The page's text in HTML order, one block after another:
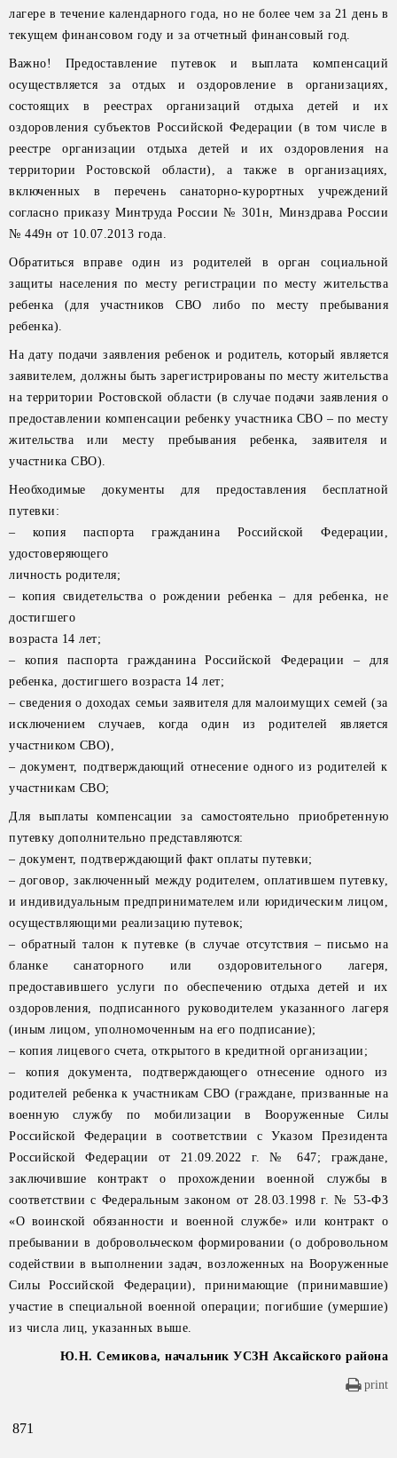
лагере в течение календарного года, но не более чем за 21 день в
текущем финансовом году и за отчетный финансовый год.
Важно! Предоставление путевок и выплата компенсаций
осуществляется за отдых и оздоровление в организациях,
состоящих в реестрах организаций отдыха детей и их
оздоровления субъектов Российской Федерации (в том числе в
реестре организации отдыха детей и их оздоровления на
территории Ростовской области), а также в организациях,
включенных в перечень санаторно-курортных учреждений
согласно приказу Минтруда России № 301н, Минздрава России
№ 449н от 10.07.2013 года.
Обратиться вправе один из родителей в орган социальной
защиты населения по месту регистрации по месту жительства
ребенка (для участников СВО либо по месту пребывания
ребенка).
На дату подачи заявления ребенок и родитель, который является
заявителем, должны быть зарегистрированы по месту жительства
на территории Ростовской области (в случае подачи заявления о
предоставлении компенсации ребенку участника СВО – по месту
жительства или месту пребывания ребенка, заявителя и
участника СВО).
Необходимые документы для предоставления бесплатной
путевки:
– копия паспорта гражданина Российской Федерации,
удостоверяющего
личность родителя;
– копия свидетельства о рождении ребенка – для ребенка, не
достигшего
возраста 14 лет;
– копия паспорта гражданина Российской Федерации – для
ребенка, достигшего возраста 14 лет;
– сведения о доходах семьи заявителя для малоимущих семей (за
исключением случаев, когда один из родителей является
участником СВО),
– документ, подтверждающий отнесение одного из родителей к
участникам СВО;
Для выплаты компенсации за самостоятельно приобретенную
путевку дополнительно представляются:
– документ, подтверждающий факт оплаты путевки;
– договор, заключенный между родителем, оплатившем путевку,
и индивидуальным предпринимателем или юридическим лицом,
осуществляющими реализацию путевок;
– обратный талон к путевке (в случае отсутствия – письмо на
бланке санаторного или оздоровительного лагеря,
предоставившего услуги по обеспечению отдыха детей и их
оздоровления, подписанного руководителем указанного лагеря
(иным лицом, уполномоченным на его подписание);
– копия лицевого счета, открытого в кредитной организации;
– копия документа, подтверждающего отнесение одного из
родителей ребенка к участникам СВО (граждане, призванные на
военную службу по мобилизации в Вооруженные Силы
Российской Федерации в соответствии с Указом Президента
Российской Федерации от 21.09.2022 г. № 647; граждане,
заключившие контракт о прохождении военной службы в
соответствии с Федеральным законом от 28.03.1998 г. № 53-ФЗ
«О воинской обязанности и военной службе» или контракт о
пребывании в добровольческом формировании (о добровольном
содействии в выполнении задач, возложенных на Вооруженные
Силы Российской Федерации), принимающие (принимавшие)
участие в специальной военной операции; погибшие (умершие)
из числа лиц, указанных выше.
Ю.Н. Семикова, начальник УСЗН Аксайского района
print
871